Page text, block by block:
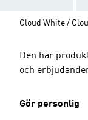
Cloud White /
Den här
och
Gör personlig